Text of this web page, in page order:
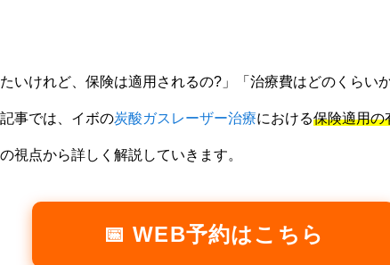
いけれど、保険は適用されるの?」「治療費はどのくらい
事では、イボの炭酸ガスレーザー治療における保険適用の
視点から詳しく解説していきます。
📅 WEB予約はこちら